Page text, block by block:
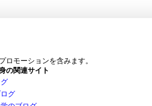
ロモーションを含みます。
の関連サイト
グ